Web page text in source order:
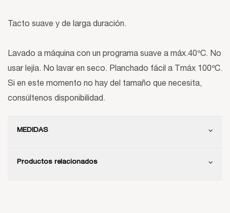
Tacto suave y de larga duración.
Lavado a máquina con un programa suave a máx.40ºC. No
usar lejía. No lavar en seco. Planchado fácil a Tmáx 100ºC.
Si en este momento no hay del tamaño que necesita,
consúltenos disponibilidad.
MEDIDAS
Productos relacionados